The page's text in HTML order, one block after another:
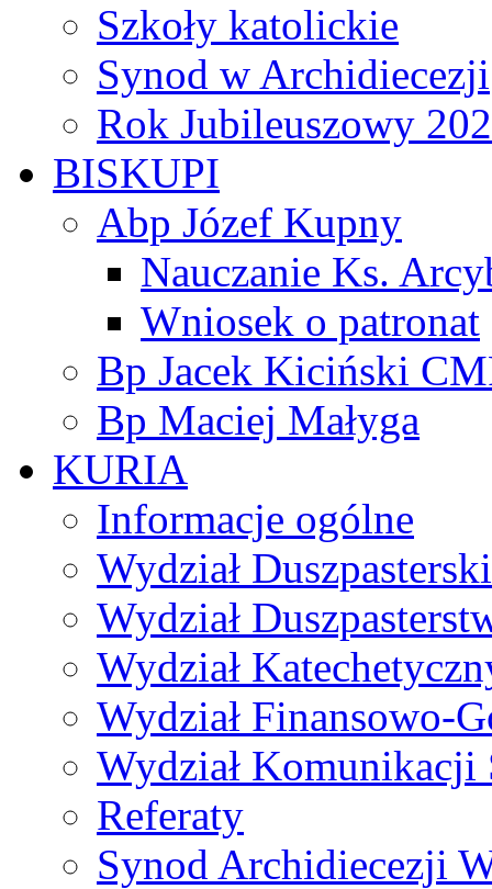
Szkoły katolickie
Synod w Archidiecezji
Rok Jubileuszowy
BISKUPI
Abp Józef Kupny
Nauczanie Ks.
Wniosek o patronat
Bp Jacek Kiciński
Bp Maciej Małyga
KURIA
Informacje ogólne
Wydział Duszpasterski
Wydział
Wydział
Wydział Finansowo-
Wydział Komunikacji
Referaty
Synod Archidiecezji